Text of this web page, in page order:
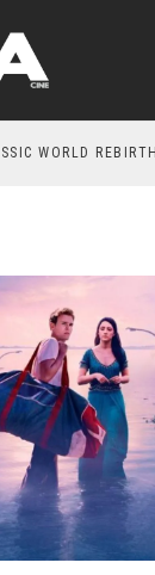
WORLD REBIRTH